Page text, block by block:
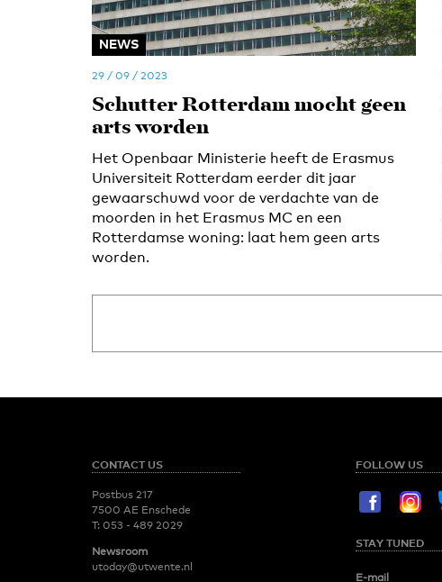
NEWS
29 / 09 / 2023
Schutter Rotterdam mocht geen
arts worden
Het Openbaar Ministerie heeft de Erasmus
Universiteit Rotterdam eerder dit jaar
gewaarschuwd voor de verdachte van de
moorden in het Erasmus MC en een
Rotterdamse woning: laat hem geen arts
worden.
CONTACT US
Postbus 217
7500 AE Enschede
T: 053 - 489 2029
Newsroom
utoday@utwente.nl
FOLLOW US
STAY TUNED
E-mail